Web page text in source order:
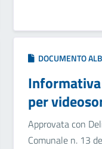
DOCUMENTO
per
Approvata con
Comunale n. 13